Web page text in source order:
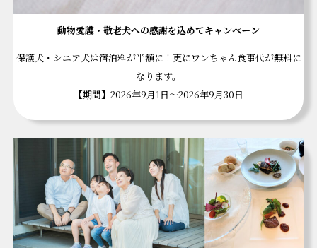
動物愛護・敬老犬への感謝を込めてキャンペーン
保護犬・シニア犬は宿泊料が半額に！更にワンちゃん食事代が無料に
なります。
【期間】2026年9月1日～2026年9月30日